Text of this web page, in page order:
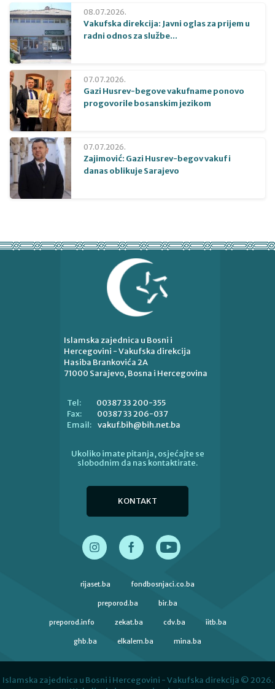
08.07.2026.
Vakufska direkcija: Javni oglas za prijem u
radni odnos za službe...
07.07.2026.
Gazi Husrev-begove vakufname ponovo
progovorile bosanskim jezikom
07.07.2026.
Zajimović: Gazi Husrev-begov vakuf i
danas oblikuje Sarajevo
Islamska zajednica u Bosni i
Hercegovini - Vakufska direkcija
Hasiba Brankovića 2A
71000 Sarajevo, Bosna i Hercegovina
Tel:
00387 33 200-355
Fax:
00387 33 206-037
Email: vakuf.bih@bih.net.ba
Ukoliko imate pitanja, osjećajte se
slobodnim da nas kontaktirate.
KONTAKT
rijaset.ba fondbosnjaci.co.ba
preporod.ba bir.ba
preporod.info zekat.ba cdv.ba iitb.ba
ghb.ba elkalem.ba mina.ba
Islamska zajednica u Bosni i Hercegovini - Vakufska direkcija © 2026.